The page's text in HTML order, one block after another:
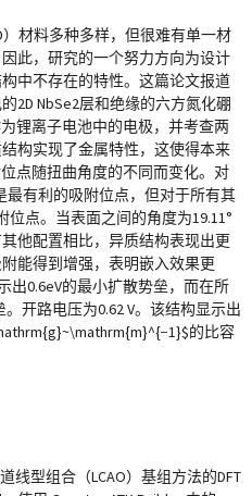
材料多种多样，但很难有单一材
此，研究的一个努力方向为设计
中不存在的特性。这篇论文报道
2D NbSe2层和绝缘的六方氮化硼
为锂离子电池中的电极，并考查两
构实现了金属特性，这使得本来
点随扭曲角度的不同而变化。对
最有利的吸附位点，但对于所有其
点。当表面之间的角度为19.11°
他配置相比，异质结构表现出更
能得到增强，表明嵌入效果更
出0.6eV的最小扩散势垒，而在所
开路电压为0.62 V。该结构显示出
的比容
线型组合（LCAO）基组方法的DFT